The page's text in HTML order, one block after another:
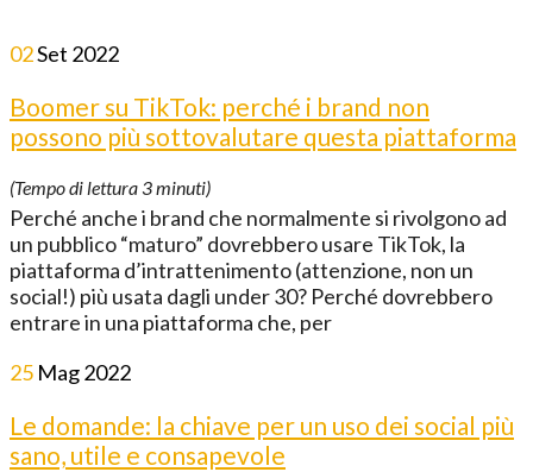
02Set 2022
Boomer su TikTok: perché i brand non
possono più sottovalutare questa piattaforma
(Tempo di lettura 3minuti)
Perché anche i brand che normalmente si rivolgono ad
un pubblico “maturo” dovrebbero usare TikTok, la
piattaforma d’intrattenimento (attenzione, non un
social!) più usata dagli under 30? Perché dovrebbero
entrare in una piattaforma che, per
25 Mag2022
Le domande: la chiave per un uso dei social più
sano, utile e consapevole